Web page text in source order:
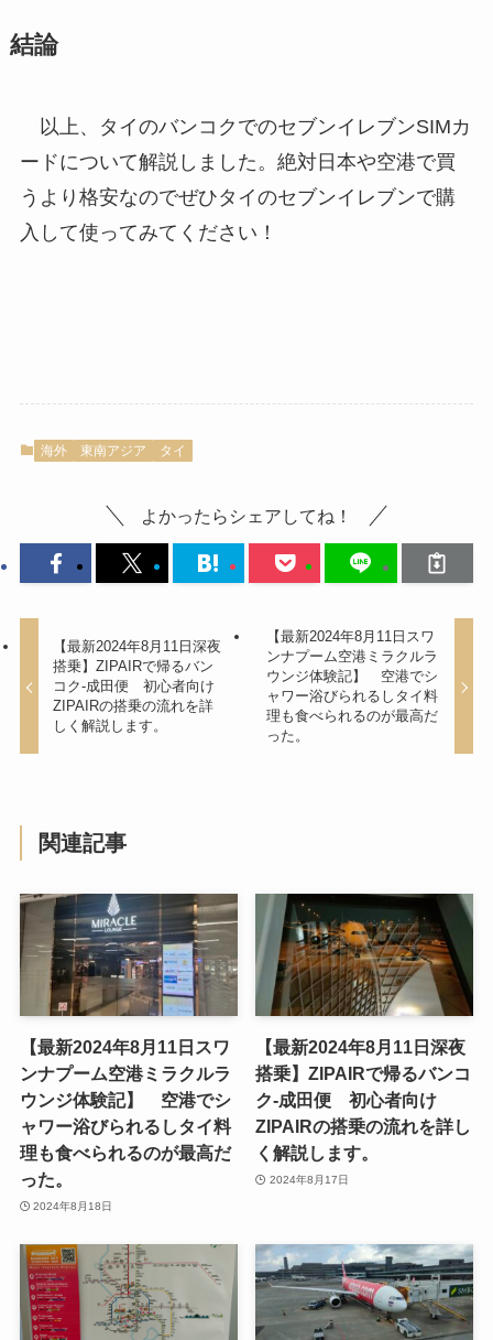
結論
以上、タイのバンコクでのセブンイレブンSIMカ
ードについて解説しました。絶対日本や空港で買
うより格安なのでぜひタイのセブンイレブンで購
入して使ってみてください！
海外 東南アジア タイ
よかったらシェアしてね！
【最新2024年8月11日深夜
搭乗】ZIPAIRで帰るバン
コク-成田便 初心者向け
ZIPAIRの搭乗の流れを詳
しく解説します。
【最新2024年8月11日スワ
ンナプーム空港ミラクルラ
ウンジ体験記】 空港でシ
ャワー浴びられるしタイ料
理も食べられるのが最高だ
った。
関連記事
【最新2024年8月11日スワ
ンナプーム空港ミラクルラ
ウンジ体験記】 空港でシ
ャワー浴びられるしタイ料
理も食べられるのが最高だ
った。
2024年8月18日
【最新2024年8月11日深夜
搭乗】ZIPAIRで帰るバンコ
ク-成田便 初心者向け
ZIPAIRの搭乗の流れを詳し
く解説します。
2024年8月17日